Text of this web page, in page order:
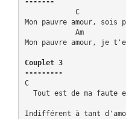
-------
C
Mon pauvre amour, sois
Am
Mon pauvre amour, je
Couplet 3
---------
C
Tout est de ma faute
Indifférent à tant